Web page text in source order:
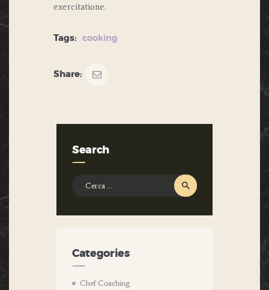
exercitatione.
Tags: cooking
Share:
Search
Categories
Chef Coaching